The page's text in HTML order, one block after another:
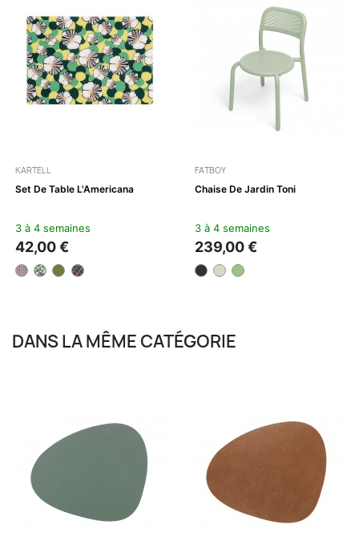
KARTELL
Set De Table L'Americana
3 à 4 semaines
42,00 €
FATBOY
Chaise De Jardin Toni
3 à 4 semaines
239,00 €
DANS LA MÊME CATÉGORIE